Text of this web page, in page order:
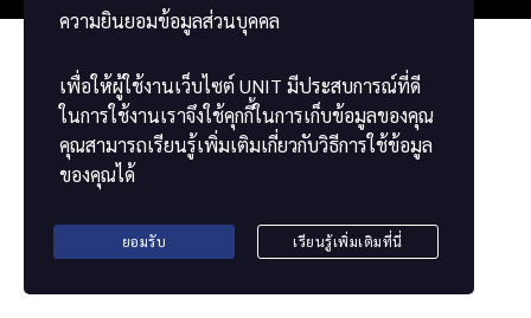
ความยินยอมข้อมูลส่วนบุคคล
เพื่อให้ผู้ใช้งานเว็บไซต์ UNIT มีประสบการณ์ที่ดี
ในการใช้งานเราจึงใช้คุกกี้ในการเก็บข้อมูลของคุณ
คุณสามารถเรียนรู้เพิ่มเติมเกี่ยวกับวิธีการใช้ข้อมูล
ของคุณได้
ยอมรับ เรียนรู้เพิ่มเติมที่นี่